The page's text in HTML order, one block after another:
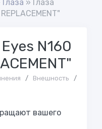
Глаза » Глаза
N160
/ Внешность
/
вашего